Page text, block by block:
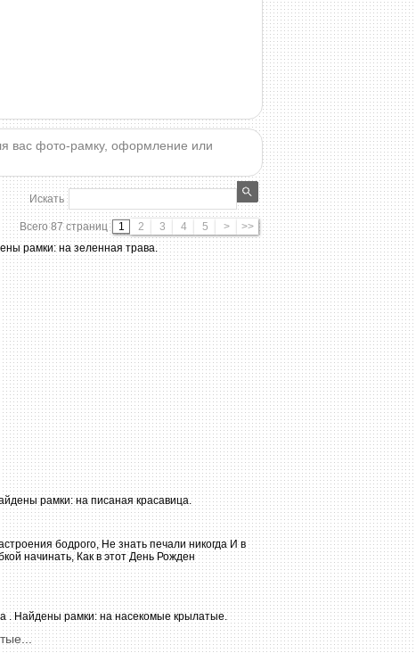
вас фото-рамку, оформление или
Искать
Всего 87 страниц 1 2 3 4 5 > >>
...